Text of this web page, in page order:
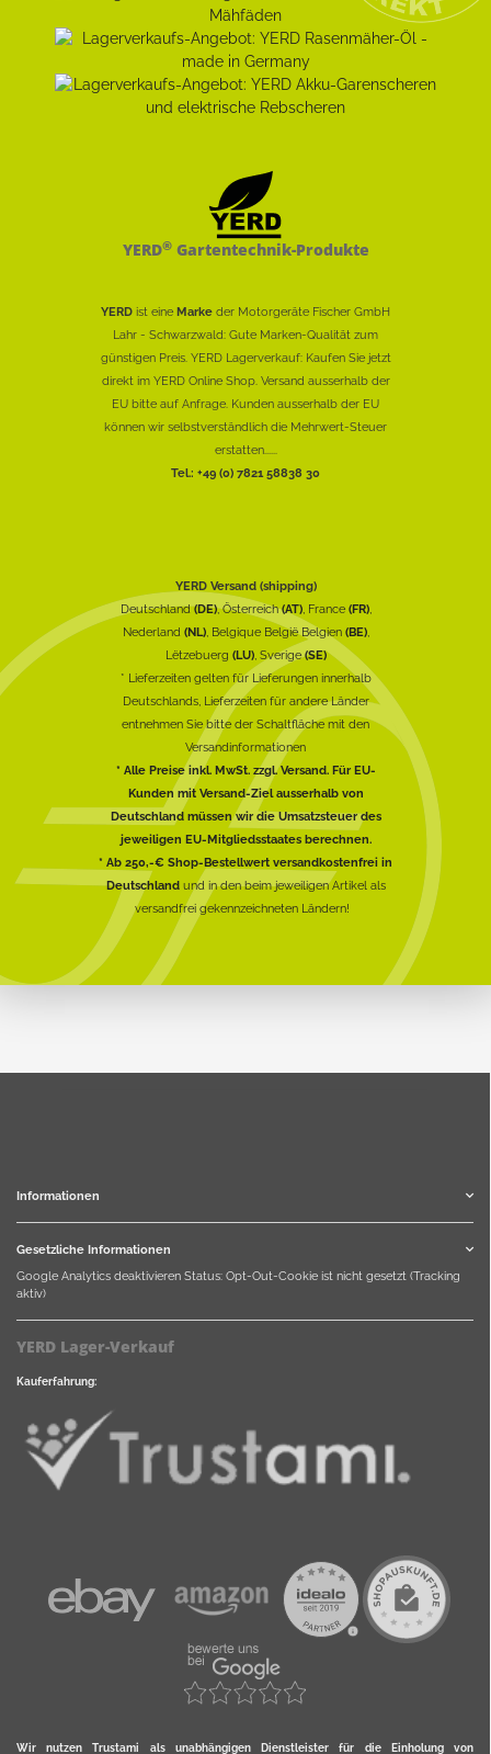
YERD®Gartentechnik-Produkte
YERD ist eine Marke der Motorgeräte Fischer GmbH
Lahr - Schwarzwald: Gute Marken-Qualität zum
günstigen Preis. YERD Lagerverkauf: Kaufen Sie jetzt
direkt im YERD Online Shop. Versand ausserhalb der
EU bitte auf Anfrage. Kunden ausserhalb der EU
können wir selbstverständlich die Mehrwert-Steuer
erstatten......
Tel.: +49 (0) 7821 58838 30
YERD Versand (shipping)
Deutschland(DE), Österreich(AT), France (FR),
Nederland (NL), Belgique België Belgien (BE),
Lëtzebuerg (LU), Sverige(SE)
* Lieferzeiten gelten für Lieferungen innerhalb
Deutschlands, Lieferzeiten für andere Länder
entnehmen Sie bitte der Schaltfläche mit den
Versandinformationen
* Alle Preise inkl. MwSt. zzgl. Versand. Für EU-
Kunden mit Versand-Ziel ausserhalb von
Deutschland müssen wir die Umsatzsteuer des
jeweiligen EU-Mitgliedsstaates berechnen.
* Ab 250,-€ Shop-Bestellwert versandkostenfrei in
Deutschlandund in den beim jeweiligen Artikel als
versandfrei gekennzeichneten Ländern!
Informationen
Gesetzliche Informationen
Google Analytics deaktivieren Status: Opt-Out-Cookie ist nicht gesetzt (Tracking
aktiv)
YERD Lager-Verkauf
Kauferfahrung:
Wir nutzen Trustami als unabhängigen Dienstleister für die Einholung von